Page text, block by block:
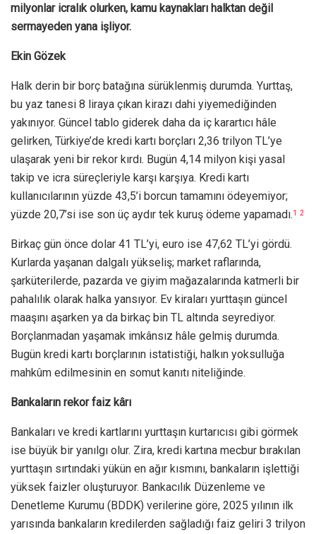
milyonlar icralık olurken, kamu kaynakları halktan değil
sermayeden yana işliyor.
Ekin Gözek
Halk derin bir borç batağına sürüklenmiş durumda. Yurttaş,
bu yaz tanesi 8 liraya çıkan kirazı dahi yiyemediğinden
yakınıyor. Güncel tablo giderek daha da iç karartıcı hâle
gelirken, Türkiye’de kredi kartı borçları 2,36 trilyon TL’ye
ulaşarak yeni bir rekor kırdı. Bugün 4,14 milyon kişi yasal
takip ve icra süreçleriyle karşı karşıya. Kredi kartı
kullanıcılarının yüzde 43,5’i borcun tamamını ödeyemiyor;
yüzde 20,7’si ise son üç aydır tek kuruş ödeme yapamadı.1 2
Birkaç gün önce dolar 41 TL’yi, euro ise 47,62 TL’yi gördü.
Kurlarda yaşanan dalgalı yükseliş; market raflarında,
şarküterilerde, pazarda ve giyim mağazalarında katmerli bir
pahalılık olarak halka yansıyor. Ev kiraları yurttaşın güncel
maaşını aşarken ya da birkaç bin TL altında seyrediyor.
Borçlanmadan yaşamak imkânsız hâle gelmiş durumda.
Bugün kredi kartı borçlarının istatistiği, halkın yoksulluğa
mahkûm edilmesinin en somut kanıtı niteliğinde.
Bankaların rekor faiz kârı
Bankaları ve kredi kartlarını yurttaşın kurtarıcısı gibi görmek
ise büyük bir yanılgı olur. Zira, kredi kartına mecbur bırakılan
yurttaşın sırtındaki yükün en ağır kısmını, bankaların işlettiği
yüksek faizler oluşturuyor. Bankacılık Düzenleme ve
Denetleme Kurumu (BDDK) verilerine göre, 2025 yılının ilk
yarısında bankaların kredilerden sağladığı faiz geliri 3 trilyon